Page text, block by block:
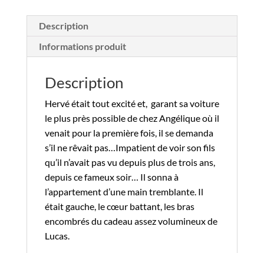
Description
Informations produit
Description
Hervé était tout excité et, garant sa voiture
le plus près possible de chez Angélique où il
venait pour la première fois, il se demanda
s’il ne rêvait pas…Impatient de voir son fils
qu’il n’avait pas vu depuis plus de trois ans,
depuis ce fameux soir… Il sonna à
l’appartement d’une main tremblante. Il
était gauche, le cœur battant, les bras
encombrés du cadeau assez volumineux de
Lucas.